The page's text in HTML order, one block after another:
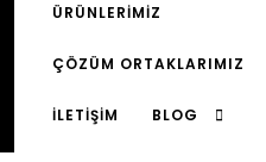
ÜRÜNLERIMIZ
ÇÖZÜM ORTAKLARIMIZ
İLETIŞIM BLOG